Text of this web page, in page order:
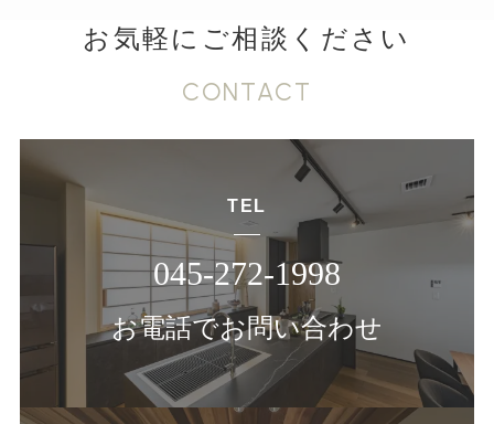
お気軽にご相談ください
CONTACT
TEL
045-272-1998
お電話でお問い合わせ